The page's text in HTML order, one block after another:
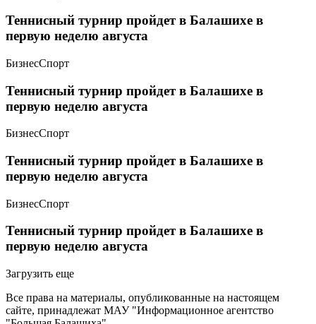
Теннисный турнир пройдет в Балашихе в
первую неделю августа
БизнесСпорт
Теннисный турнир пройдет в Балашихе в
первую неделю августа
БизнесСпорт
Теннисный турнир пройдет в Балашихе в
первую неделю августа
БизнесСпорт
Теннисный турнир пройдет в Балашихе в
первую неделю августа
Загрузить еще
Все права на материалы, опубликованные на настоящем
сайте, принадлежат МАУ "Информационное агентство